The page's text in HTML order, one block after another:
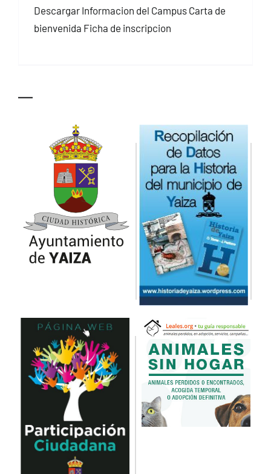
Descargar Informacion del Campus Carta de
bienvenida Ficha de inscripcion
—